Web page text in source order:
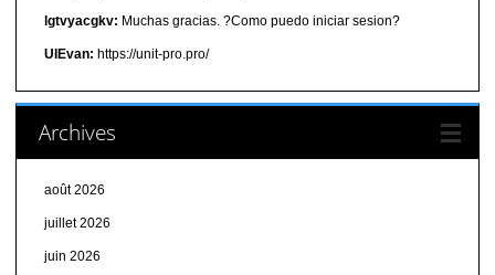
lgtvyacgkv: Muchas gracias. ?Como puedo iniciar sesion?
UIEvan: https://unit-pro.pro/
Archives
août 2026
juillet 2026
juin 2026